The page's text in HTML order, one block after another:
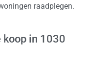
raadplegen.
koop in 1030